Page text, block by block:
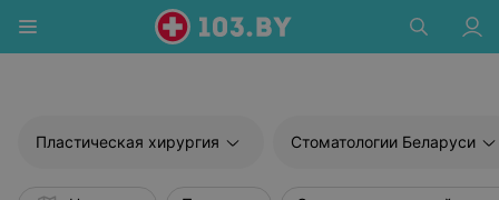
Пластическая хирургия Стоматологии Беларуси